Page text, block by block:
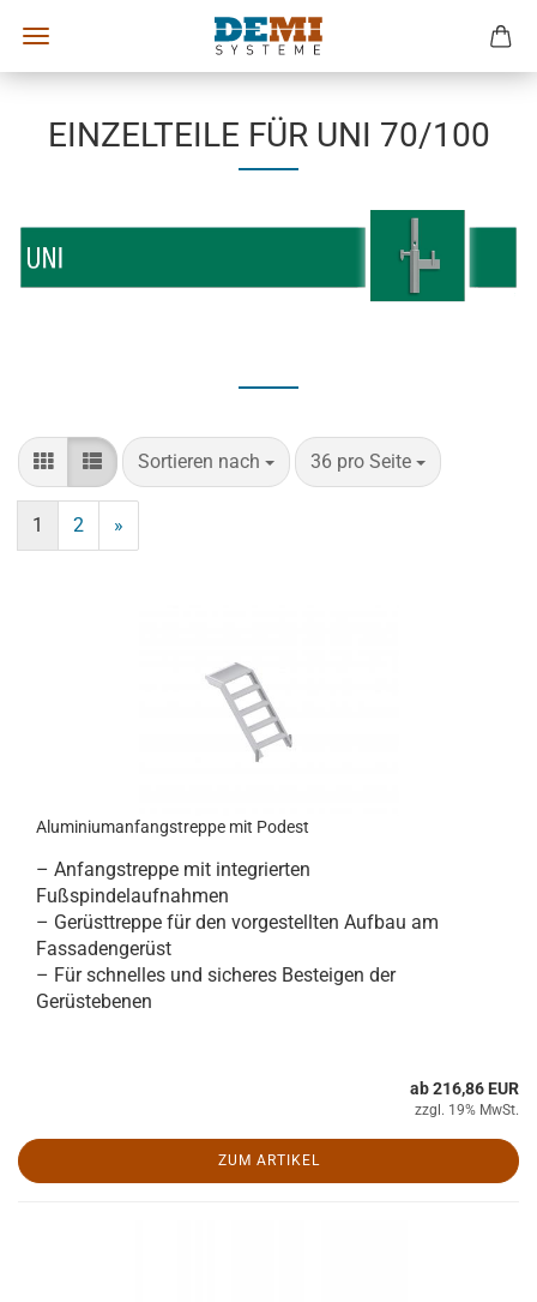
EINZELTEILE FÜR UNI 70/100
Sortieren nach
Sortieren nach 36 pro Seite
pro Seite
1 2 »
Aluminiumanfangstreppe mit Podest
– Anfangstreppe mit integrierten
Fußspindelaufnahmen
– Gerüsttreppe für den vorgestellten Aufbau am
Fassadengerüst
– Für schnelles und sicheres Besteigen der
Gerüstebenen
ab 216,86 EUR
zzgl. 19% MwSt.
ZUM ARTIKEL